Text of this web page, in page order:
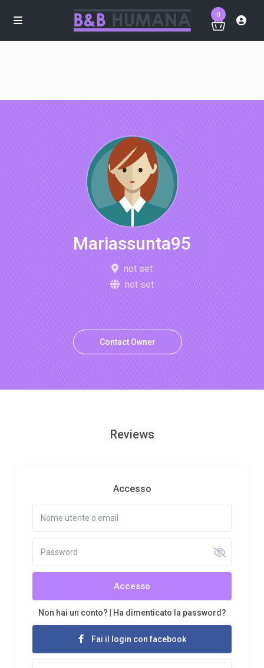
0
Mariassunta95
not set
not set
Contact Owner
Reviews
Accesso
Accesso
Non hai un conto? Ha dimenticato la password?
Fai il login con facebook